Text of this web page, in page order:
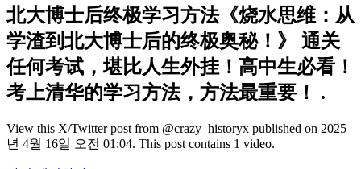
北大博士后终极学习方法《烧水思维：从
学渣到北大博士后的终极奥秘！》 通关
任何考试，堪比人生外挂！高中生必看！
考上清华的学习方法，方法最重要！ .
View this X/Twitter post from @crazy_historyx published on 2025
년 4월 16일 오전 01:04. This post contains 1 video.